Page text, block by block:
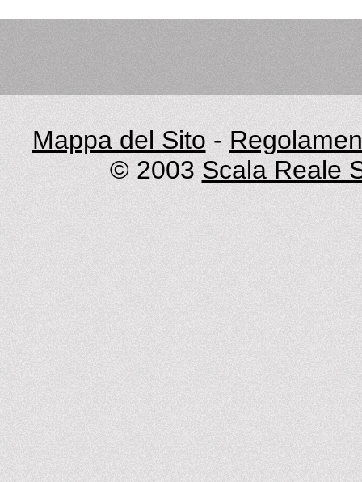
Mappa del Sito -
© 2003 Scala Reale